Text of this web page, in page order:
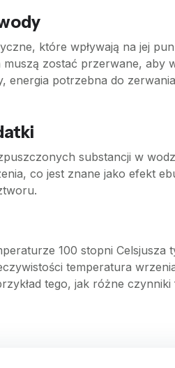
które wpływają na jej
zostać przerwane, aby
energia potrzebna do
substancji w
co jest znane jako efekt
100 stopni
temperatura
tego, jak różne